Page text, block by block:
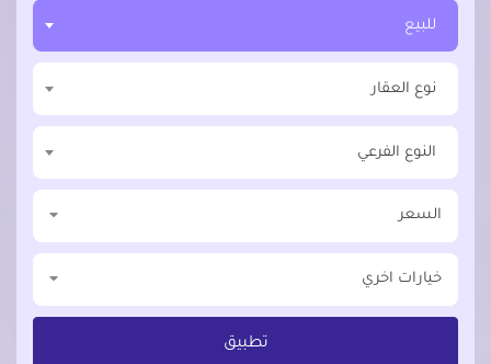
للبيع
نوع العقار
النوع الفرعي
السعر
خيارات اخري
تطبيق